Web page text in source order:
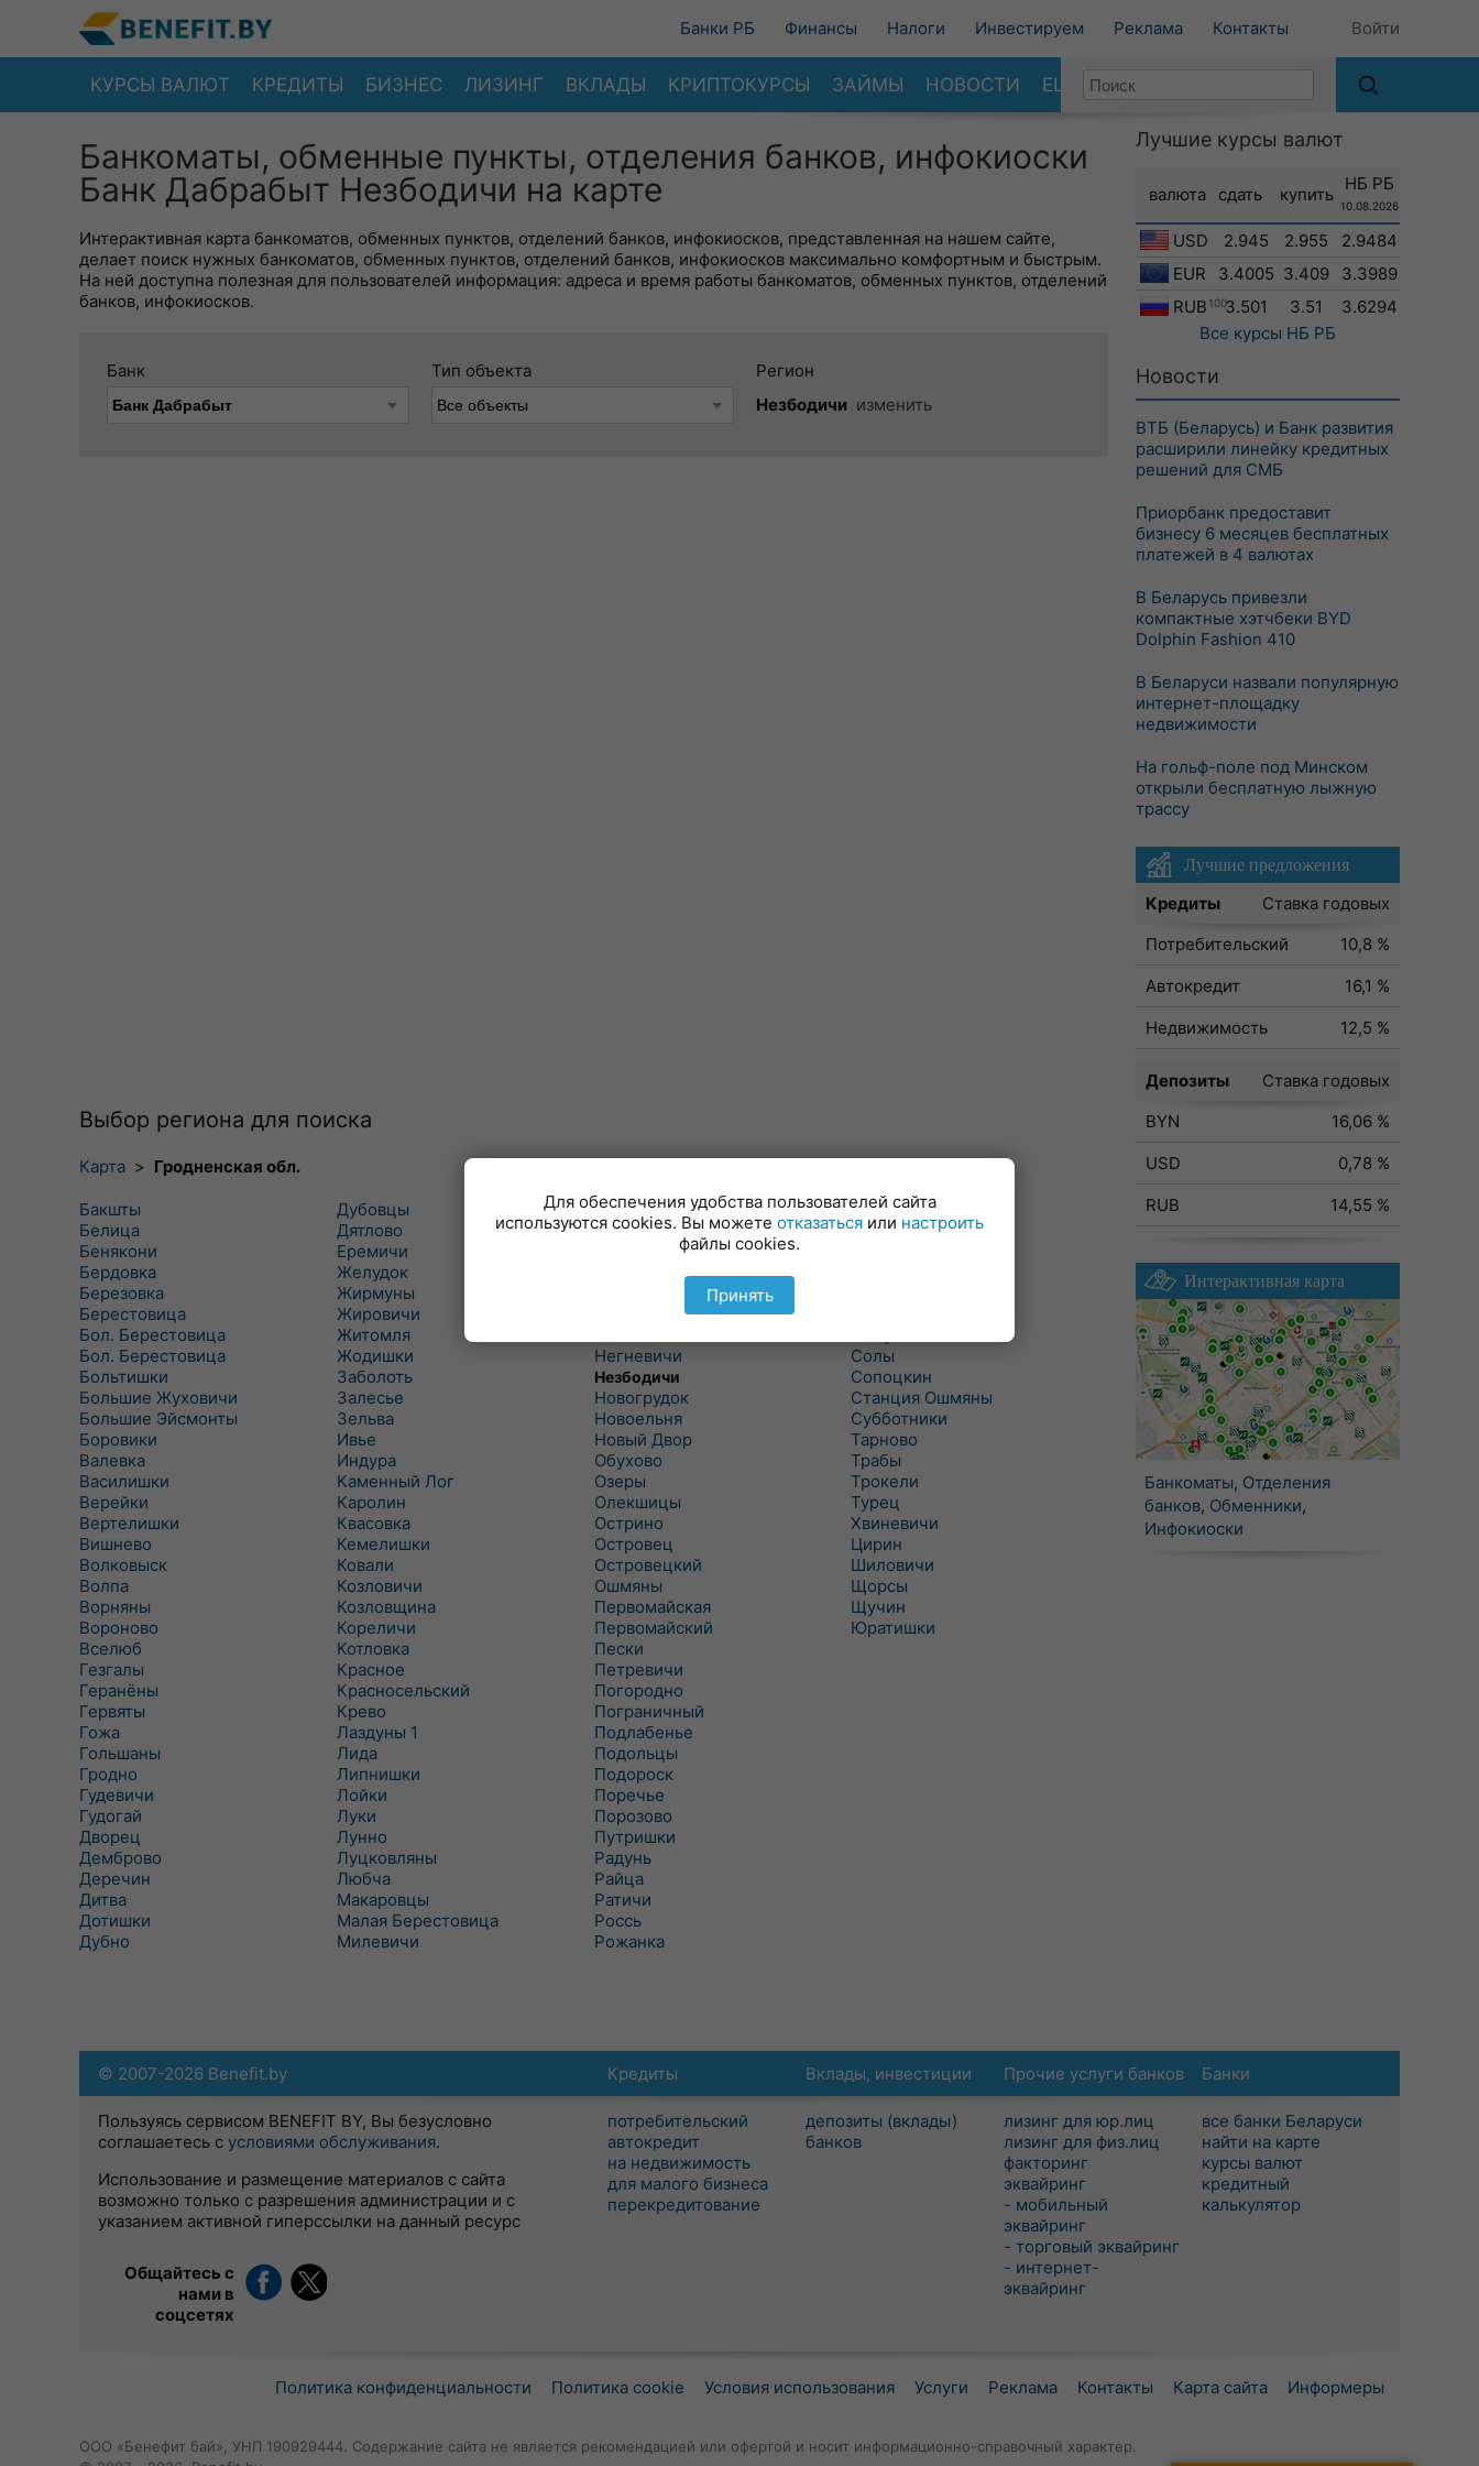
Банки РБ Финансы Налоги Инвестируем Реклама Контакты Войти
КУРСЫ ВАЛЮТ КРЕДИТЫ БИЗНЕС ЛИЗИНГ ВКЛАДЫ КРИПТОКУРСЫ ЗАЙМЫ НОВОСТИ ЕЩЕ
Банкоматы, обменные пункты, отделения банков, инфокиоски
Банк Дабрабыт Незбодичи на карте
Интерактивная карта банкоматов, обменных пунктов, отделений банков, инфокиосков, представленная на нашем сайте,
делает поиск нужных банкоматов, обменных пунктов, отделений банков, инфокиосков максимально комфортным и быстрым.
На ней доступна полезная для пользователей информация: адреса и время работы банкоматов, обменных пунктов, отделений
банков, инфокиосков.
Банк Тип объекта
Регион
Незбодичи изменить
Выбор региона для поиска
Карта > Гродненская обл.
Бакшты
Белица
Бенякони
Бердовка
Березовка
Берестовица
Бол. Берестовица
Бол. Берестовица
Больтишки
Большие Жуховичи
Большие Эйсмонты
Боровики
Валевка
Василишки
Верейки
Вертелишки
Вишнево
Волковыск
Волпа
Ворняны
Вороново
Вселюб
Гезгалы
Геранёны
Гервяты
Гожа
Гольшаны
Гродно
Гудевичи
Гудогай
Дворец
Демброво
Деречин
Дитва
Дотишки
Дубно
Дубовцы
Дятлово
Еремичи
Желудок
Жирмуны
Жировичи
Житомля
Жодишки
Заболоть
Залесье
Зельва
Ивье
Индура
Каменный Лог
Каролин
Квасовка
Кемелишки
Ковали
Козловичи
Козловщина
Кореличи
Котловка
Красное
Красносельский
Крево
Лаздуны 1
Лида
Липнишки
Лойки
Луки
Лунно
Луцковляны
Любча
Макаровцы
Малая Берестовица
Милевичи
Минойты
Мир
Михалишки
Можейково
Мосты Правые
Негневичи
Незбодичи
Новогрудок
Новоельня
Новый Двор
Обухово
Озеры
Олекшицы
Острино
Островец
Островецкий
Ошмяны
Первомайская
Первомайский
Пески
Петревичи
Погородно
Пограничный
Подлабенье
Подольцы
Подороск
Поречье
Порозово
Путришки
Радунь
Райца
Ратичи
Роcсь
Рожанка
Россь
Свислочь
Солы
Сопоцкин
Станция Ошмяны
Субботники
Тарново
Трабы
Трокели
Турец
Хвиневичи
Цирин
Шиловичи
Щорсы
Щучин
Юратишки
Лучшие курсы валют
валюта сдать купить
НБ РБ
10.08.2026
USD 2.945 2.955
2.9484
EUR
3.4005 3.409
3.3989
RUB 1003.501 3.51
3.6294
Все курсы НБ РБ
Новости
ВТБ (Беларусь) и Банк развития
расширили линейку кредитных
решений для СМБ
Приорбанк предоставит
бизнесу 6 месяцев бесплатных
платежей в 4 валютах
В Беларусь привезли
компактные хэтчбеки BYD
Dolphin Fashion 410
В Беларуси назвали популярную
интернет-площадку
недвижимости
На гольф-поле под Минском
открыли бесплатную лыжную
трассу
Лучшие предложения
Кредиты
Ставка годовых
Потребительский
10,8 %
Автокредит
16,1 %
Недвижимость
12,5 %
Депозиты
Ставка годовых
BYN
16,06 %
USD
0,78 %
RUB
14,55 %
Интерактивная карта
Банкоматы, Отделения
банков, Обменники,
Инфокиоски
Кредиты
потребительский
автокредит
на недвижимость
для малого бизнеса
перекредитование
Вклады, инвестиции
депозиты (вклады)
банков
Прочие услуги банков
лизинг для юр.лиц
лизинг для физ.лиц
факторинг
эквайринг
- мобильный
эквайринг
- торговый эквайринг
- интернет-
эквайринг
Банки
все банки Беларуси
найти на карте
курсы валют
кредитный
калькулятор
© 2007-2026 Benefit.by
Пользуясь сервисом BENEFIT BY, Вы безусловно
соглашаетесь с условиями обслуживания.
Использование и размещение материалов с сайта
возможно только с разрешения администрации и с
указанием активной гиперссылки на данный ресурс
Общайтесь с
нами в
соцсетях
Политика конфиденциальности Политика cookie Условия использования Услуги Реклама Контакты Карта сайта Информеры
ООО «Бенефит бай», УНП 190929444. Содержание сайта не является рекомендацией или офертой и носит информационно-справочный характер.
Для обеспечения удобства пользователей сайта
используются cookies. Вы можете отказаться или настроить
файлы cookies.
Принять